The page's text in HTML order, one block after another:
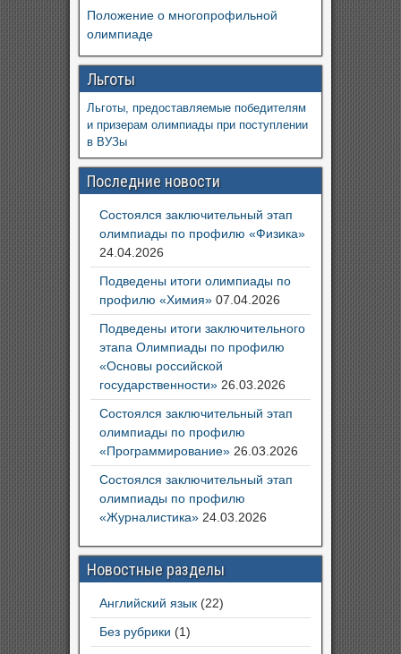
Положение о многопрофильной
олимпиаде
Льготы
Льготы, предоставляемые победителям
и призерам олимпиады при поступлении
в ВУЗы
Последние новости
Состоялся заключительный этап
олимпиады по профилю «Физика»
24.04.2026
Подведены итоги олимпиады по
профилю «Химия» 07.04.2026
Подведены итоги заключительного
этапа Олимпиады по профилю
«Основы российской
государственности» 26.03.2026
Состоялся заключительный этап
олимпиады по профилю
«Программирование» 26.03.2026
Состоялся заключительный этап
олимпиады по профилю
«Журналистика» 24.03.2026
Новостные разделы
Английский язык (22)
Без рубрики (1)